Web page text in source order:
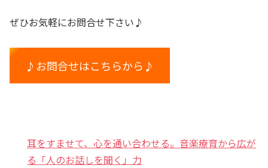
ぜひお気軽にお問合せ下さい♪
♪お問合せはこちらから♪
耳をすませて、心を通い合わせる。音楽療育から広が
る「人のお話しを聞く」力